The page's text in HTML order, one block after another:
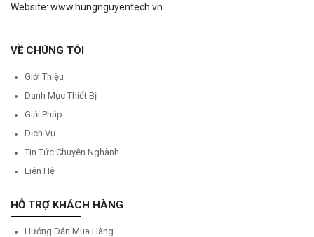
Website: www.hungnguyentech.vn
VỀ CHÚNG TÔI
Giới Thiệu
Danh Mục Thiết Bị
Giải Pháp
Dịch Vụ
Tin Tức Chuyên Nghành
Liên Hệ
HỖ TRỢ KHÁCH HÀNG
Hướng Dẫn Mua Hàng